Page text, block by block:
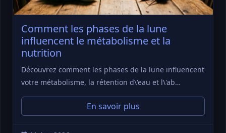
Comment les phases de la lune
influencent le métabolisme et la
nutrition
Découvrez comment les phases de la lune influencent
votre métabolisme, la rétention d\'eau et l\'ab…
En savoir plus